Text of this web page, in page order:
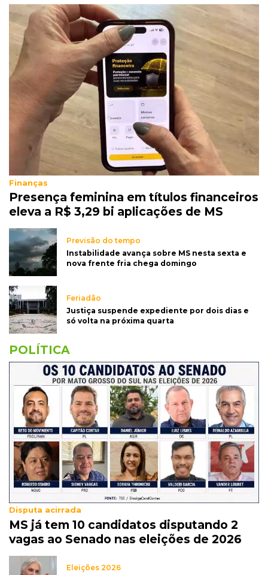
Finanças
Presença feminina em títulos financeiros
eleva a R$ 3,29 bi aplicações de MS
Previsão do tempo
Instabilidade avança sobre MS nesta sexta e
nova frente fria chega domingo
Feriadão
Justiça suspende expediente por dois dias e
só volta na próxima quarta
POLÍTICA
Disputa acirrada
MS já tem 10 candidatos disputando 2
vagas ao Senado nas eleições de 2026
Eleições 2026